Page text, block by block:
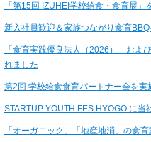
「第15回 IZUHEI学校給食・食育展」
新入社員歓迎＆家族つながり食育BBQ
「食育実践優良法人（2026）」およ
れました
第2回 学校給食食育パートナー会を実
STARTUP YOUTH FES HYOGO に当
「オーガニック」「地産地消」の食